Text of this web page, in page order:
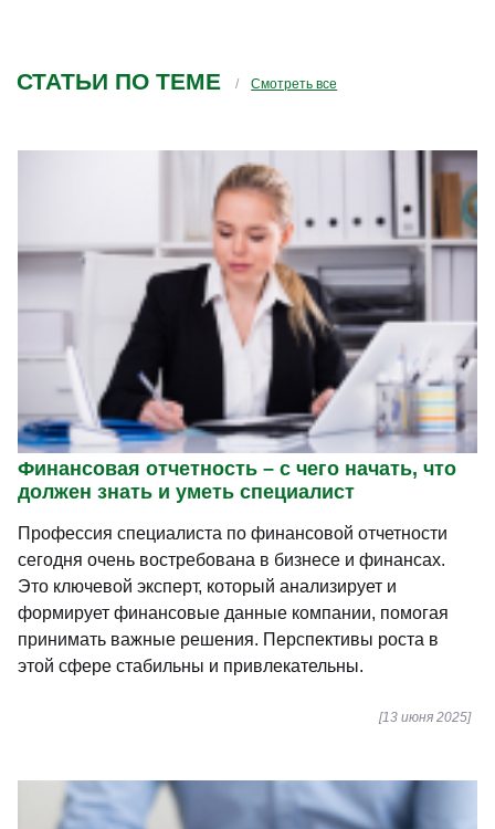
было понятнее на примере)
СТАТЬИ ПО ТЕМЕ Смотреть все
Финансовая отчетность – с чего начать, что
должен знать и уметь специалист
Профессия специалиста по финансовой отчетности
сегодня очень востребована в бизнесе и финансах.
Это ключевой эксперт, который анализирует и
формирует финансовые данные компании, помогая
принимать важные решения. Перспективы роста в
этой сфере стабильны и привлекательны.
[13 июня 2025]